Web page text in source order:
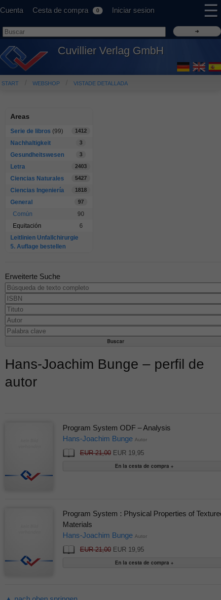
Cuenta Cesta de compra 0 Iniciar sesion ☰
Cuvillier Verlag GmbH
START WEBSHOP VISTADE DETALLADA
Areas
Serie de libros (99) 1412
Nachhaltigkeit 3
Gesundheitswesen 3
Letra 2403
Ciencias Naturales 5427
Ciencias Ingeniería 1818
General 97
Común
90
Equitación
6
Leitlinien Unfallchirurgie
5. Auflage bestellen
Erweiterte Suche
Hans-Joachim Bunge – perfil de
autor
Program System ODF – Analysis
Hans-Joachim Bunge Autor
EUR 21,00EUR 19,95
Program System : Physical Properties of
Materials
Hans-Joachim Bunge Autor
EUR 21,00EUR 19,95